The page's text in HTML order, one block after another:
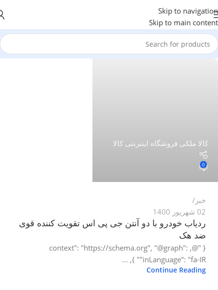
Skip to navigation
Skip to main content
کالا ملکی فروشگاه اینترنتی کالا
0
خبر
02 شهریور 1400
ردیاب خودرو با دو آنتن جی پی اس تقویت کننده قوی
ضد هک
{ "@context": "https://schema.org", "@graph": ,
"inLanguage": "fa-IR" }, ...
Continue Reading